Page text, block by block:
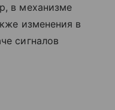
в механизме
изменения в
сигналов